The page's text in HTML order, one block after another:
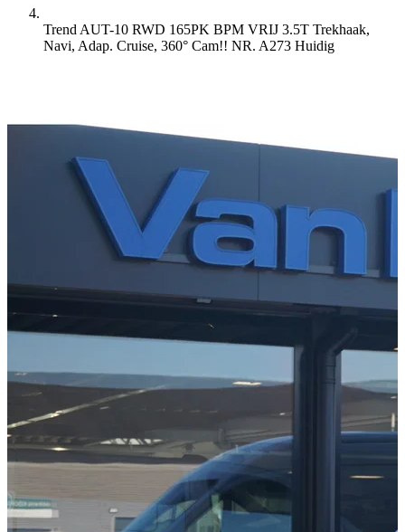
Trend AUT-10 RWD 165PK BPM VRIJ 3.5T Trekhaak,
Navi, Adap. Cruise, 360° Cam!! NR. A273 Huidig